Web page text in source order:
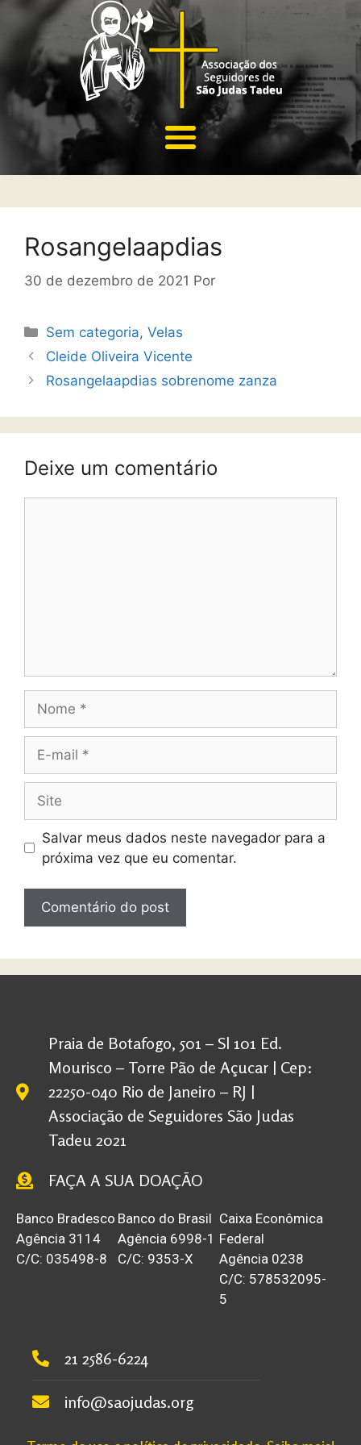
Rosangelaapdias
30 de dezembro de 2021 Por
Sem categoria,Velas
Cleide Oliveira Vicente
Rosangelaapdias sobrenome zanza
Deixe um comentário
Salvar meus dados neste navegador para a
próxima vez que eu comentar.
Praia de Botafogo, 501 – Sl 101 Ed.
Mourisco – Torre Pão de Açucar | Cep:
22250-040 Rio de Janeiro – RJ |
Associação de Seguidores São Judas
Tadeu 2021
FAÇA A SUA DOAÇÃO
Banco Bradesco
Agência 3114
C/C: 035498-8
Banco do Brasil
Agência 6998-1
C/C: 9353-X
Caixa Econômica
Federal
Agência 0238
C/C: 578532095-
5
21 2586-6224
info@saojudas.org